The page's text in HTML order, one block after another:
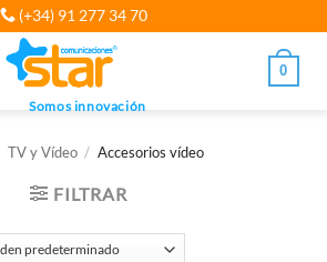
(+34) 91 277 34 70
Somos innovación
0
TV y Vídeo / Accesorios vídeo
FILTRAR